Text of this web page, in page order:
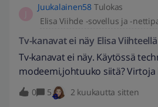
ongelma alkoi vasta Elisa
jälkeen. Soundbarin asetukset
useampaan kertaan, sekä TV:n
olevan ennallaan. HBO Max on
äänet vaikuttavat olevan
Juukalainen58 Tulokas
Elisa Viihde -sovellus ja -
Tv-kanavat ei näy Elisa Viihteellä
Tv-kanavat ei näy. Käytössä
modeemi,johtuuko siitä?
tehty ym. Tallenteena kyllä
missä kanavat ovat EDIT:
0 5 2 kuukautta sitten